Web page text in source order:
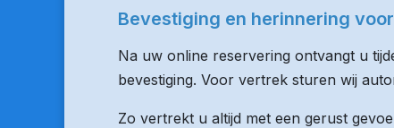
Bevestiging en herinnering
Na uw online reservering ontvangt u
bevestiging. Voor vertrek sturen wij
Zo vertrekt u altijd met een gerust